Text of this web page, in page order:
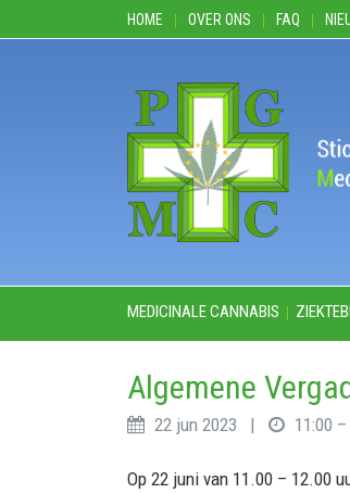
HOME OVER ONS FAQ
MEDICINALE CANNABIS
Algemene
22 jun 2023 | 11:00
Op 22 juni van 11.00 – 12.00